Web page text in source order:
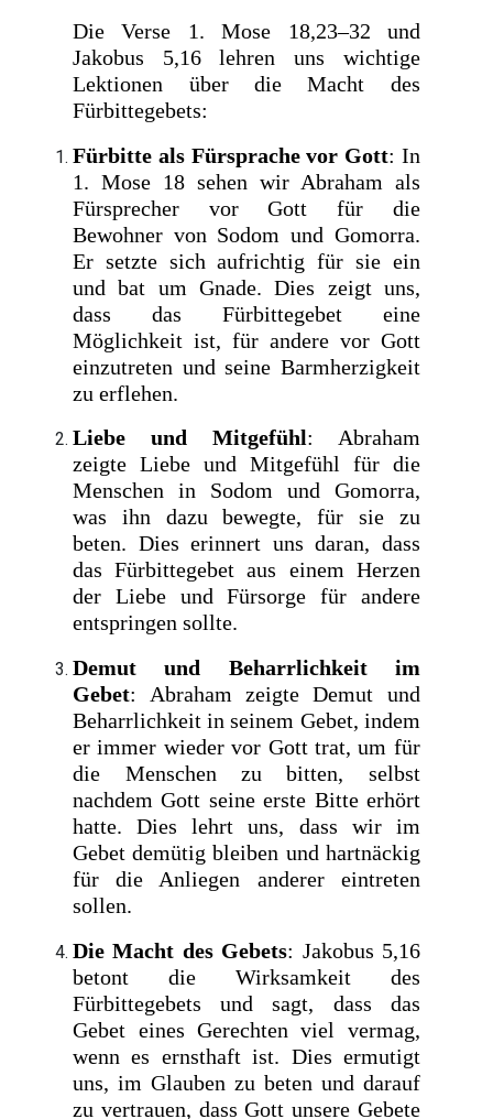
Die Verse 1. Mose 18,23–32 und
Jakobus 5,16 lehren uns wichtige
Lektionen über die Macht des
Fürbittegebets:
Fürbitte als Fürsprache vor Gott: In
1. Mose 18 sehen wir Abraham als
Fürsprecher vor Gott für die
Bewohner von Sodom und Gomorra.
Er setzte sich aufrichtig für sie ein
und bat um Gnade. Dies zeigt uns,
dass das Fürbittegebet eine
Möglichkeit ist, für andere vor Gott
einzutreten und seine Barmherzigkeit
zu erflehen.
Liebe und Mitgefühl: Abraham
zeigte Liebe und Mitgefühl für die
Menschen in Sodom und Gomorra,
was ihn dazu bewegte, für sie zu
beten. Dies erinnert uns daran, dass
das Fürbittegebet aus einem Herzen
der Liebe und Fürsorge für andere
entspringen sollte.
Demut und Beharrlichkeit im
Gebet: Abraham zeigte Demut und
Beharrlichkeit in seinem Gebet, indem
er immer wieder vor Gott trat, um für
die Menschen zu bitten, selbst
nachdem Gott seine erste Bitte erhört
hatte. Dies lehrt uns, dass wir im
Gebet demütig bleiben und hartnäckig
für die Anliegen anderer eintreten
sollen.
Die Macht des Gebets: Jakobus 5,16
betont die Wirksamkeit des
Fürbittegebets und sagt, dass das
Gebet eines Gerechten viel vermag,
wenn es ernsthaft ist. Dies ermutigt
uns, im Glauben zu beten und darauf
zu vertrauen, dass Gott unsere Gebete